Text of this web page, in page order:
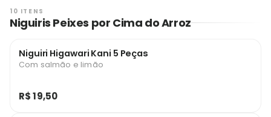
10 ITENS
Niguiris Peixes por Cima do Arroz
Niguiri Higawari Kani 5 Peças
Com salmão e limão
R$ 19,50